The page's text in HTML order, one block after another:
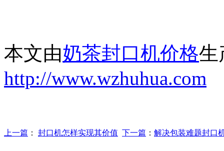
本文由奶茶封口机价格生
http://www.wzhuhua.com
上一篇 ： 封口机怎样实现其价值 下一篇 ： 解决包装难题封口